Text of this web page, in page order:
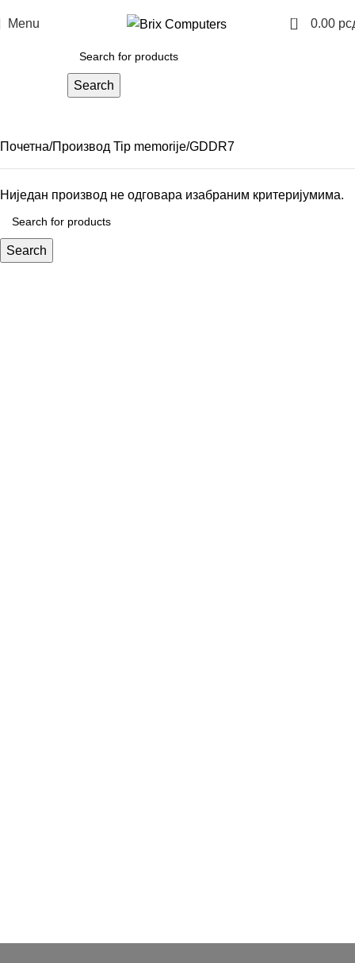
Menu 0 0.00
Search
Почетна Производ Tip memorije GDDR7
Ниједан производ не одговара изабраним критеријумима.
Search